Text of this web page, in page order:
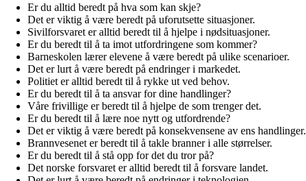
Er du alltid beredt på hva som kan skje?
Det er viktig å være beredt på uforutsette situasjoner.
Sivilforsvaret er alltid beredt til å hjelpe i nødsituasjoner.
Er du beredt til å ta imot utfordringene som kommer?
Barneskolen lærer elevene å være beredt på ulike scenarioer.
Det er lurt å være beredt på endringer i markedet.
Politiet er alltid beredt til å rykke ut ved behov.
Er du beredt til å ta ansvar for dine handlinger?
Våre frivillige er beredt til å hjelpe de som trenger det.
Er du beredt til å lære noe nytt og utfordrende?
Det er viktig å være beredt på konsekvensene av ens handlinger.
Brannvesenet er beredt til å takle branner i alle størrelser.
Er du beredt til å stå opp for det du tror på?
Det norske forsvaret er alltid beredt til å forsvare landet.